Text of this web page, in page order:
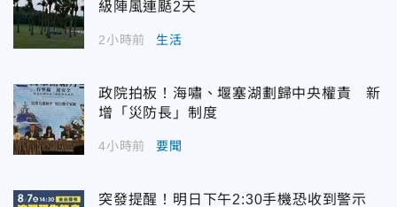
級陣風連颳2天
2小時前 生活
政院拍板！海嘯、堰塞湖劃歸中央權責 新
增「災防長」制度
4小時前 要聞
突發提醒！明日下午2:30手機恐收到警示